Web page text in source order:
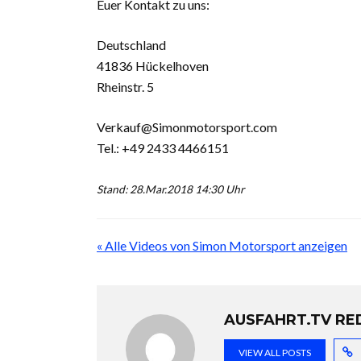
Euer Kontakt zu uns:
Deutschland
41836 Hückelhoven
Rheinstr. 5
Verkauf@Simonmotorsport.com
Tel.: +49 2433 4466151
Stand: 28.Mar.2018 14:30 Uhr
« Alle Videos von Simon Motorsport anzeigen
AUSFAHRT.TV
VIEW ALL POSTS